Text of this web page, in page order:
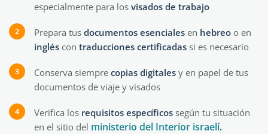
especialmente para los visados de trabajo
Prepara tus documentos esenciales en hebreo o en
inglés con traducciones certificadas si es necesario
Conserva siempre copias digitales y en papel de tus
documentos de viaje y visados
Verifica los requisitos específicos según tu situación
en el sitio del ministerio del Interior israelí.